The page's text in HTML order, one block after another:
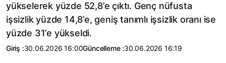
yükselerek yüzde 52,8’e çıktı. Genç nüfusta
işsizlik yüzde 14,8’e, geniş tanımlı işsizlik oranı ise
yüzde 31’e yükseldi.
Giriş :30.06.2026 16:00Güncelleme :30.06.2026 16:19